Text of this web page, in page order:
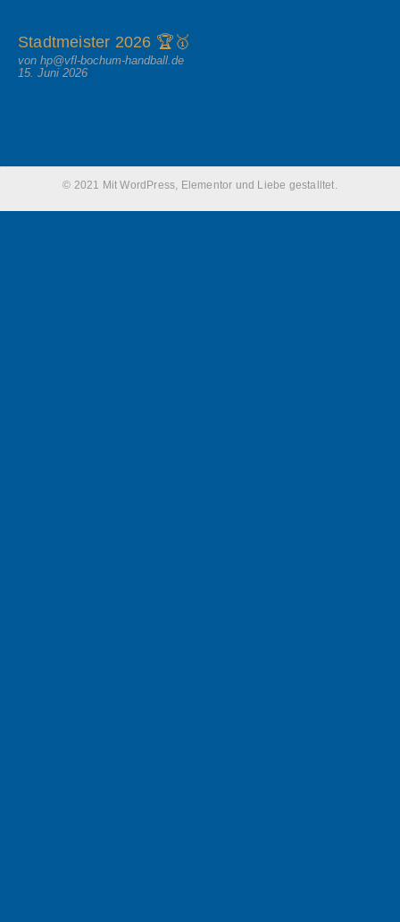
Stadtmeister 2026 🏆🥇
von hp@vfl-bochum-handball.de
15. Juni 2026
© 2021 Mit WordPress, Elementor und Liebe gestalltet.